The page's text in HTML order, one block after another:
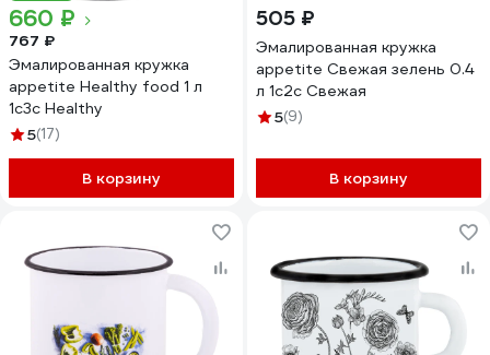
660 ₽
767 ₽
Эмалированная кружка
appetite Healthy food 1 л
1с3с Healthy
5(17)
В корзину
505 ₽
Эмалированная кружка
appetite Свежая зелень 0.4
л 1с2с Свежая
5(9)
В корзину